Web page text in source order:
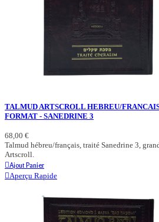
TALMUD ARTSCROLL HEBREU/
FORMAT - SANEDRINE 3
68,00 €
Talmud hébreu/français, traité Sanedrine 3,
Artscroll.
Ajout Panier
Aperçu Rapide